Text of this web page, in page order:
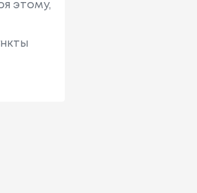
этому,